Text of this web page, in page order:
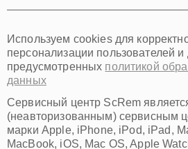
Омск
Красноярск
Пермь
Ульяновск
Киров
Архангельск
Астрахань
Белгород
Используем cookies для
персонализации пользователей и
предусмотренных политикой
данных
Сервисный центр ScRem
(неавторизованным) сервисным
марки Apple, iPhone, iPod, iPad,
MacBook, iOS, Mac OS, Apple